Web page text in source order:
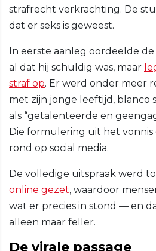
strafrecht verkrachting. De
dat er seks is geweest.
In eerste aanleg oordeelde
al dat hij schuldig was, maar
straf op. Er werd onder meer
met zijn jonge leeftijd, blanco
als “getalenteerde en
Die formulering uit het vonnis
rond op social media.
De volledige uitspraak werd
online gezet, waardoor
wat er precies in stond — en
alleen maar feller.
De virale passage